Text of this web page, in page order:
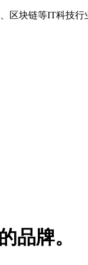
区块链等IT科技行
品牌。